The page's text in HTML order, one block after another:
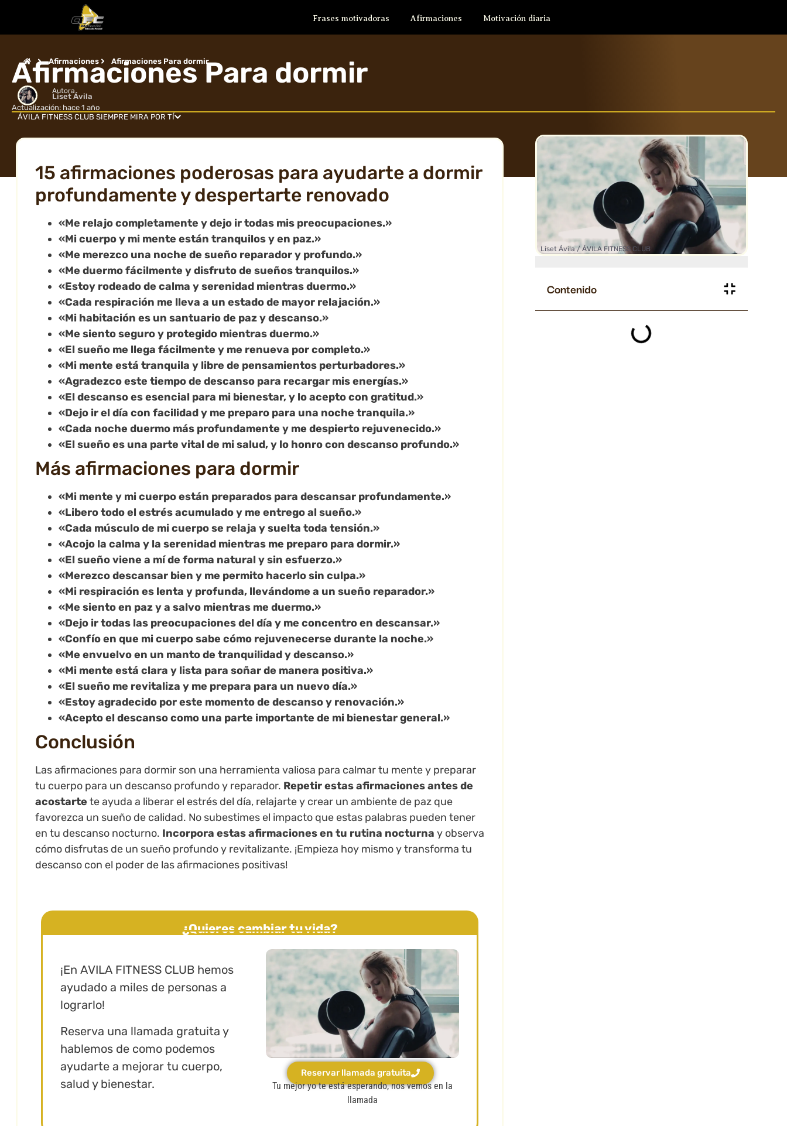
Frases motivadoras Afirmaciones Motivación diaria
Afirmaciones Afirmaciones Para dormir
Afirmaciones Para dormir
Autora
Liset Ávila
Actualización: hace 1 año
ÁVILA FITNESS CLUB SIEMPRE MIRA POR TÍ
15 afirmaciones poderosas para ayudarte a dormir
profundamente y despertarte renovado
«Me relajo completamente y dejo ir todas mis preocupaciones.»
«Mi cuerpo y mi mente están tranquilos y en paz.»
«Me merezco una noche de sueño reparador y profundo.»
«Me duermo fácilmente y disfruto de sueños tranquilos.»
«Estoy rodeado de calma y serenidad mientras duermo.»
«Cada respiración me lleva a un estado de mayor relajación.»
«Mi habitación es un santuario de paz y descanso.»
«Me siento seguro y protegido mientras duermo.»
«El sueño me llega fácilmente y me renueva por completo.»
«Mi mente está tranquila y libre de pensamientos perturbadores.»
«Agradezco este tiempo de descanso para recargar mis energías.»
«El descanso es esencial para mi bienestar, y lo acepto con gratitud.»
«Dejo ir el día con facilidad y me preparo para una noche tranquila.»
«Cada noche duermo más profundamente y me despierto rejuvenecido.»
«El sueño es una parte vital de mi salud, y lo honro con descanso profundo.»
Más afirmaciones para dormir
«Mi mente y mi cuerpo están preparados para descansar profundamente.»
«Libero todo el estrés acumulado y me entrego al sueño.»
«Cada músculo de mi cuerpo se relaja y suelta toda tensión.»
«Acojo la calma y la serenidad mientras me preparo para dormir.»
«El sueño viene a mí de forma natural y sin esfuerzo.»
«Merezco descansar bien y me permito hacerlo sin culpa.»
«Mi respiración es lenta y profunda, llevándome a un sueño reparador.»
«Me siento en paz y a salvo mientras me duermo.»
«Dejo ir todas las preocupaciones del día y me concentro en descansar.»
«Confío en que mi cuerpo sabe cómo rejuvenecerse durante la noche.»
«Me envuelvo en un manto de tranquilidad y descanso.»
«Mi mente está clara y lista para soñar de manera positiva.»
«El sueño me revitaliza y me prepara para un nuevo día.»
«Estoy agradecido por este momento de descanso y renovación.»
«Acepto el descanso como una parte importante de mi bienestar general.»
Conclusión
Las afirmaciones para dormir son una herramienta valiosa para calmar tu mente y preparar
tu cuerpo para un descanso profundo y reparador. Repetir estas afirmaciones antes de
acostarte te ayuda a liberar el estrés del día, relajarte y crear un ambiente de paz que
favorezca un sueño de calidad. No subestimes el impacto que estas palabras pueden tener
en tu descanso nocturno. Incorpora estas afirmaciones en tu rutina nocturna y observa
cómo disfrutas de un sueño profundo y revitalizante. ¡Empieza hoy mismo y transforma tu
descanso con el poder de las afirmaciones positivas!
¿Quieres cambiar tu vida?
¡En AVILA FITNESS CLUB hemos
ayudado a miles de personas a
lograrlo!
Reserva una llamada gratuita y
hablemos de como podemos
ayudarte a mejorar tu cuerpo,
salud y bienestar.
Reservar llamada gratuita
Tu mejor yo te está esperando, nos vemos en la
llamada
Liset Ávila / ÁVILA FITNESS CLUB
Contenido